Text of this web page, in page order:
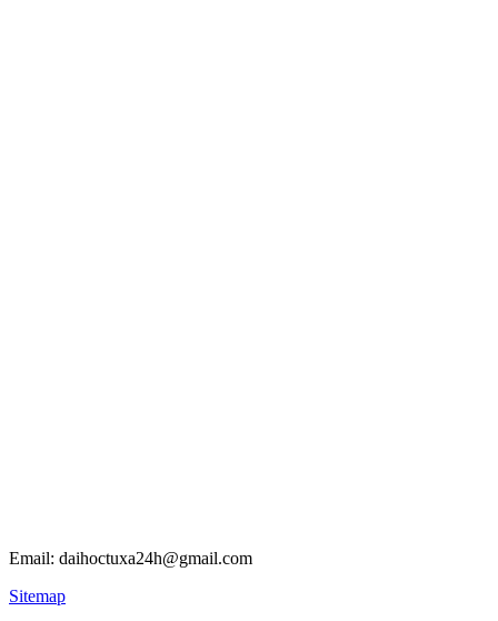
Email: daihoctuxa24h@gmail.com
Sitemap